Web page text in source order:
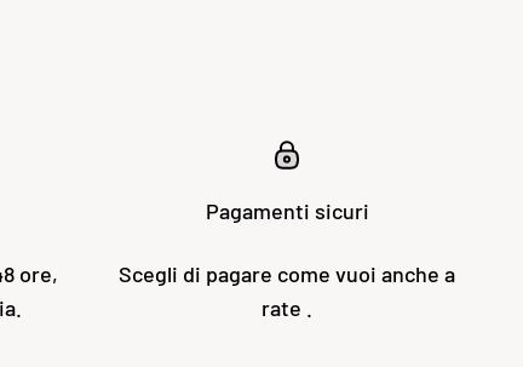
ore,
Pagamenti sicuri
Scegli di pagare come vuoi anche a
rate .